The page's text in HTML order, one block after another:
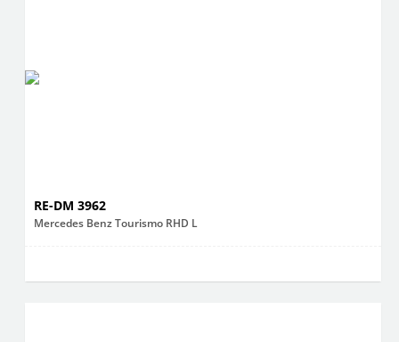
RE-DM 3962
Mercedes Benz Tourismo RHD L